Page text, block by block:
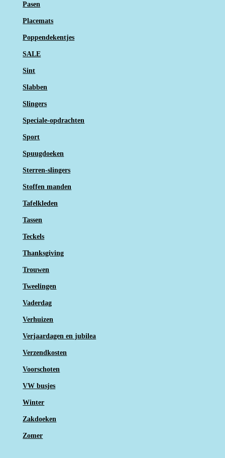
Pasen
Placemats
Poppendekentjes
SALE
Sint
Slabben
Slingers
Speciale-opdrachten
Sport
Spuugdoeken
Sterren-slingers
Stoffen manden
Tafelkleden
Tassen
Teckels
Thanksgiving
Trouwen
Tweelingen
Vaderdag
Verhuizen
Verjaardagen en jubilea
Verzendkosten
Voorschoten
VW busjes
Winter
Zakdoeken
Zomer